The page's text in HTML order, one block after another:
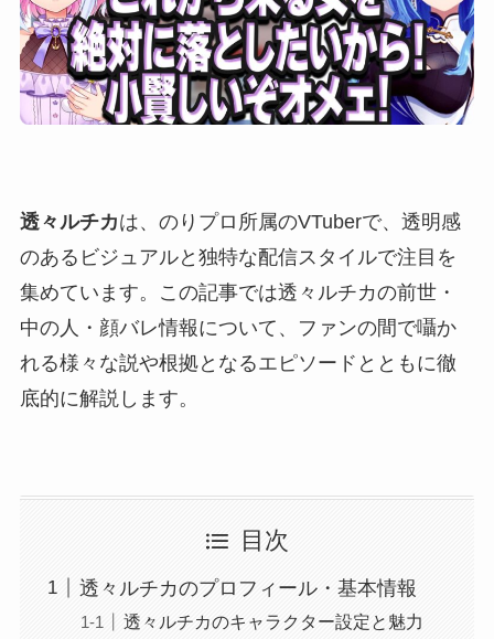
透々ルチカは、のりプロ所属のVTuberで、透明感
のあるビジュアルと独特な配信スタイルで注目を
集めています。この記事では透々ルチカの前世・
中の人・顔バレ情報について、ファンの間で囁か
れる様々な説や根拠となるエピソードとともに徹
底的に解説します。
目次
透々ルチカのプロフィール・基本情報
透々ルチカのキャラクター設定と魅力